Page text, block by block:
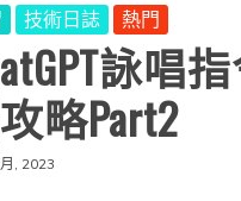
技術日誌 熱門
詠唱
略Part2
, 2023